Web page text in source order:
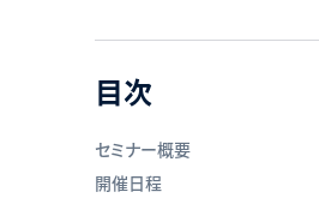
目次
セミナー概要
開催日程